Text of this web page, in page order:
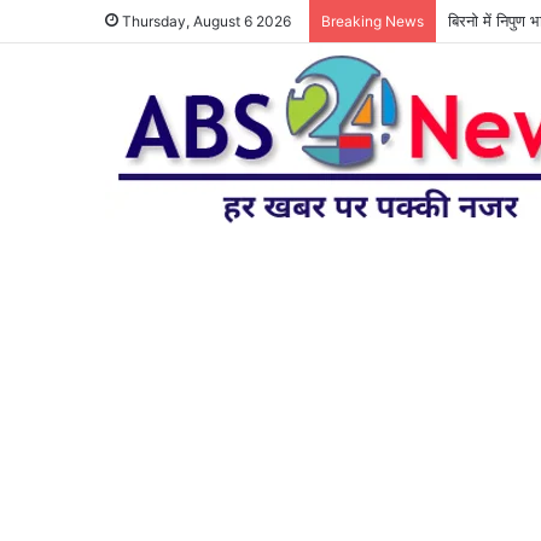
Thursday, August 6 2026 Breaking News बिरनो में निपुण